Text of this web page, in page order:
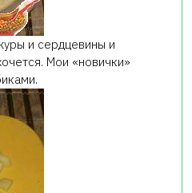
и сердцевины и
Мои «новички»